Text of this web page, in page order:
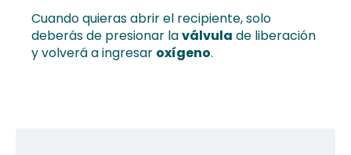
Cuando quieras abrir el recipiente, solo
deberás de presionar laválvula de liberación
y volverá a ingresar oxígeno.